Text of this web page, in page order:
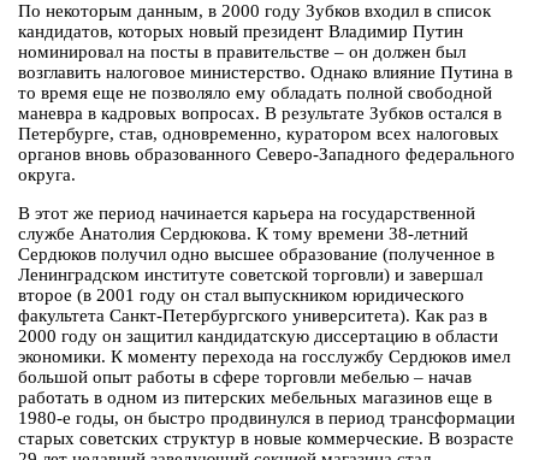
По некоторым данным, в 2000 году Зубков входил в список
кандидатов, которых новый президент Владимир Путин
номинировал на посты в правительстве – он должен был
возглавить налоговое министерство. Однако влияние Путина в
то время еще не позволяло ему обладать полной свободной
маневра в кадровых вопросах. В результате Зубков остался в
Петербурге, став, одновременно, куратором всех налоговых
органов вновь образованного Северо-Западного федерального
округа.
В этот же период начинается карьера на государственной
службе Анатолия Сердюкова. К тому времени 38-летний
Сердюков получил одно высшее образование (полученное в
Ленинградском институте советской торговли) и завершал
второе (в 2001 году он стал выпускником юридического
факультета Санкт-Петербургского университета). Как раз в
2000 году он защитил кандидатскую диссертацию в области
экономики. К моменту перехода на госслужбу Сердюков имел
большой опыт работы в сфере торговли мебелью – начав
работать в одном из питерских мебельных магазинов еще в
1980-е годы, он быстро продвинулся в период трансформации
старых советских структур в новые коммерческие. В возрасте